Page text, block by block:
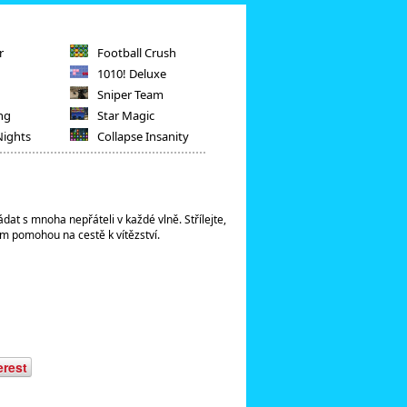
Football Crush
1010! Deluxe
Sniper Team
Star Magic
Collapse Insanity
s mnoha nepřáteli v každé vlně. Střílejte,
pomohou na cestě k vítězství.